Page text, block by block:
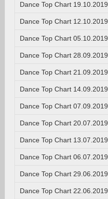
Dance Top Chart 19.10.2019.
Dance Top Chart 12.10.2019.
Dance Top Chart 05.10.2019.
Dance Top Chart 28.09.2019.
Dance Top Chart 21.09.2019.
Dance Top Chart 14.09.2019.
Dance Top Chart 07.09.2019.
Dance Top Chart 20.07.2019.
Dance Top Chart 13.07.2019.
Dance Top Chart 06.07.2019.
Dance Top Chart 29.06.2019.
Dance Top Chart 22.06.2019.